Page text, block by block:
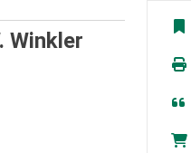
Winkler